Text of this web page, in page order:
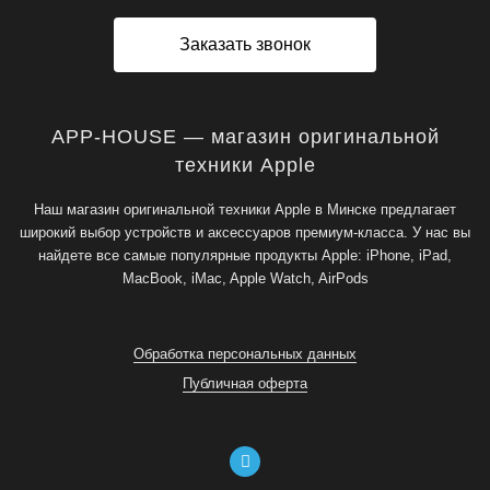
Заказать звонок
APP-HOUSE — магазин оригинальной
техники Apple
Наш магазин оригинальной техники Apple в Минске предлагает
широкий выбор устройств и аксессуаров премиум-класса. У нас вы
найдете все самые популярные продукты Apple: iPhone, iPad,
MacBook, iMac, Apple Watch, AirPods
Обработка персональных данных
Публичная оферта